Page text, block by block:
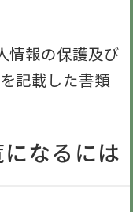
情報の保護及び
記載した書類
なるには